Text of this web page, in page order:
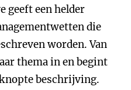
geeft een helder
die
worden. Van
thema in en begint
beschrijving.